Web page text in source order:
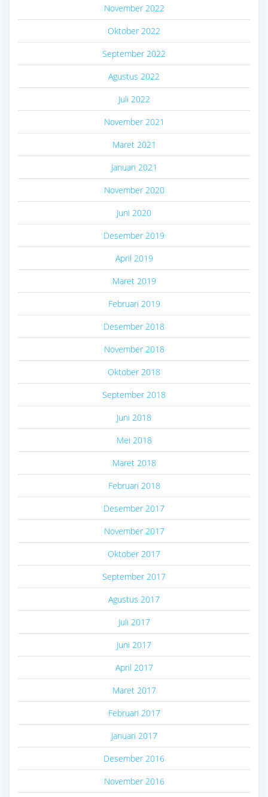
November 2022
Oktober 2022
September 2022
Agustus 2022
Juli 2022
November 2021
Maret 2021
Januari 2021
November 2020
Juni 2020
Desember 2019
April 2019
Maret 2019
Februari 2019
Desember 2018
November 2018
Oktober 2018
September 2018
Juni 2018
Mei 2018
Maret 2018
Februari 2018
Desember 2017
November 2017
Oktober 2017
September 2017
Agustus 2017
Juli 2017
Juni 2017
April 2017
Maret 2017
Februari 2017
Januari 2017
Desember 2016
November 2016